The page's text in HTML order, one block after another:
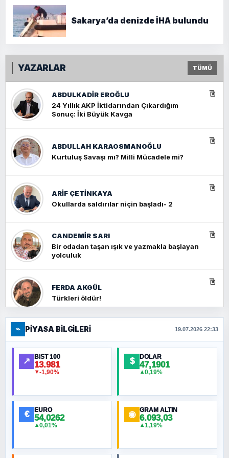
Sakarya’da denizde İHA bulundu
YAZARLAR TÜMÜ
ABDULKADIR EROĞLU
24 Yıllık AKP İktidarından Çıkardığım
Sonuç: İki Büyük Kavga
ABDULLAH KARAOSMANOĞLU
Kurtuluş Savaşı mı? Milli Mücadele mi?
ARIF ÇETİNKAYA
Okullarda saldırılar niçin başladı- 2
CANDEMIR SARI
Bir odadan taşan ışık ve yazmakla başlayan
yolculuk
FERDA AKGÜL
Türkleri öldür!
FERHAT BÜYÜKKALKAN
Ankara Zirvesi: NATO Toplantısı mı, Yeni
Ortadoğu Haritasının Provası mı?
MURAT ÖZKAN
⌁ PIYASA BILGILERI 19.07.2026 22:33
↗ BIST 100
13.981
▼-1,90%
$ DOLAR
47,1901
▲0,19%
€ EURO
54,0262
▲0,01%
◉ GRAM ALTIN
6.093,03
▲1,19%